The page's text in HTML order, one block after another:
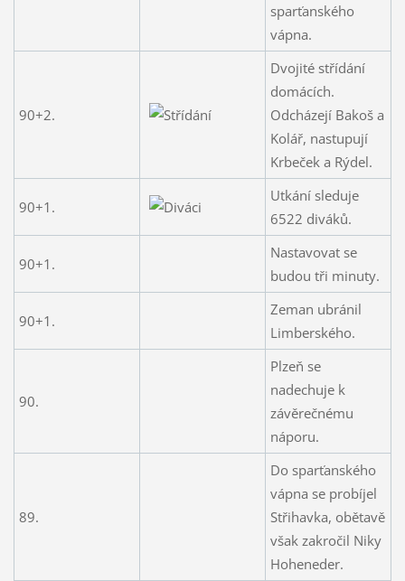
sparťanského
vápna.
90+2.
Dvojité střídání
domácích.
Odcházejí Bakoš a
Kolář, nastupují
Krbeček a Rýdel.
90+1.
Utkání sleduje
6522 diváků.
90+1.
Nastavovat se
budou tři minuty.
90+1.
Zeman ubránil
Limberského.
90.
Plzeň se
nadechuje k
závěrečnému
náporu.
89.
Do sparťanského
vápna se probíjel
Střihavka, obětavě
však zakročil Niky
Hoheneder.